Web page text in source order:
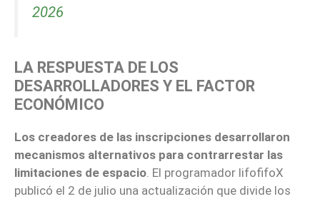
2026
LA RESPUESTA DE LOS
DESARROLLADORES Y EL FACTOR
ECONÓMICO
Los creadores de las inscripciones desarrollaron
mecanismos alternativos para contrarrestar las
limitaciones de espacio. El programador lifofifoX
publicó el 2 de julio una actualización que divide los